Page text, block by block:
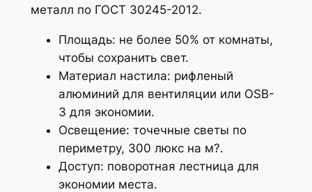
металл по ГОСТ 30245-2012.
Площадь: не более 50% от комнаты,
чтобы сохранить свет.
Материал настила: рифленый
алюминий для вентиляции или OSB-
3 для экономии.
Освещение: точечные светы по
периметру, 300 люкс на м?.
Доступ: поворотная лестница для
экономии места.